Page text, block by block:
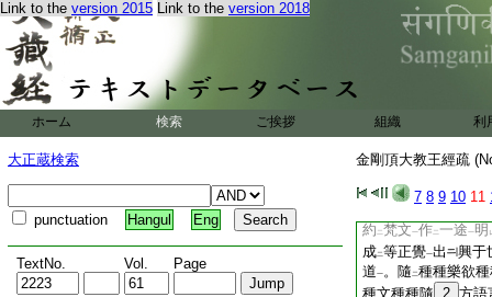
Link to the version 2015 Link to the version 2018
ホーム 検索 ご挨拶 組織 利
大正蔵検索
punctuation Hangul Eng
TextNo. Vol. Page
金剛頂大教王經疏
7 8 9 10 11
引 呂嚧噎愛汚
字。乃至二合三合
二本極之理一 。
字門災禍不可得故
際不可得故。惡字
具如 金剛頂釋字母
レ 入 本不生際 一。至レ
約 二梵文一作二一途一明
成二等正覺一出
興于
道一。隨 二種種樂欲
種文種種隨 2 方語